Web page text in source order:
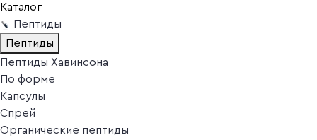
Каталог
Пептиды
Пептиды
Пептиды Хавинсона
По форме
Капсулы
Спрей
Органические пептиды